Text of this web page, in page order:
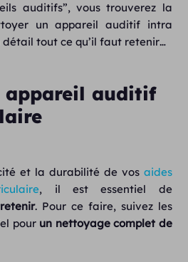
auditifs”, vous trouverez la
un appareil auditif intra
détail tout ce qu’il faut retenir…
appareil auditif
et la durabilité de vos aides
, il est essentiel de
. Pour ce faire, suivez les
pour un nettoyage complet de